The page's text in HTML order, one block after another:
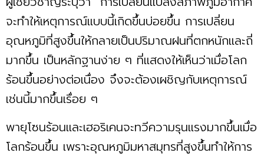
จะทำให้เหตุการณ์แบบนี้เกิดขึ้นบ่อยขึ้น การเปลี่ยน
อุณหภูมิที่สูงขึ้นให้กลายเป็นปริมาณฝนที่ตกหนักและถี่
มากขึ้น เป็นหลักฐานง่าย ๆ ที่แสดงให้เห็นว่าเมื่อโลก
ร้อนขึ้นอย่างต่อเนื่อง จึงจะต้องเผชิญกับเหตุการณ์
เช่นนี้มากขึ้นเรื่อย ๆ
พายุโซนร้อนและเฮอริเคนจะทวีความรุนแรงมากขึ้นเมื่อ
โลกร้อนขึ้น เพราะอุณหภูมิมหาสมุทรที่สูงขึ้นทำให้การ